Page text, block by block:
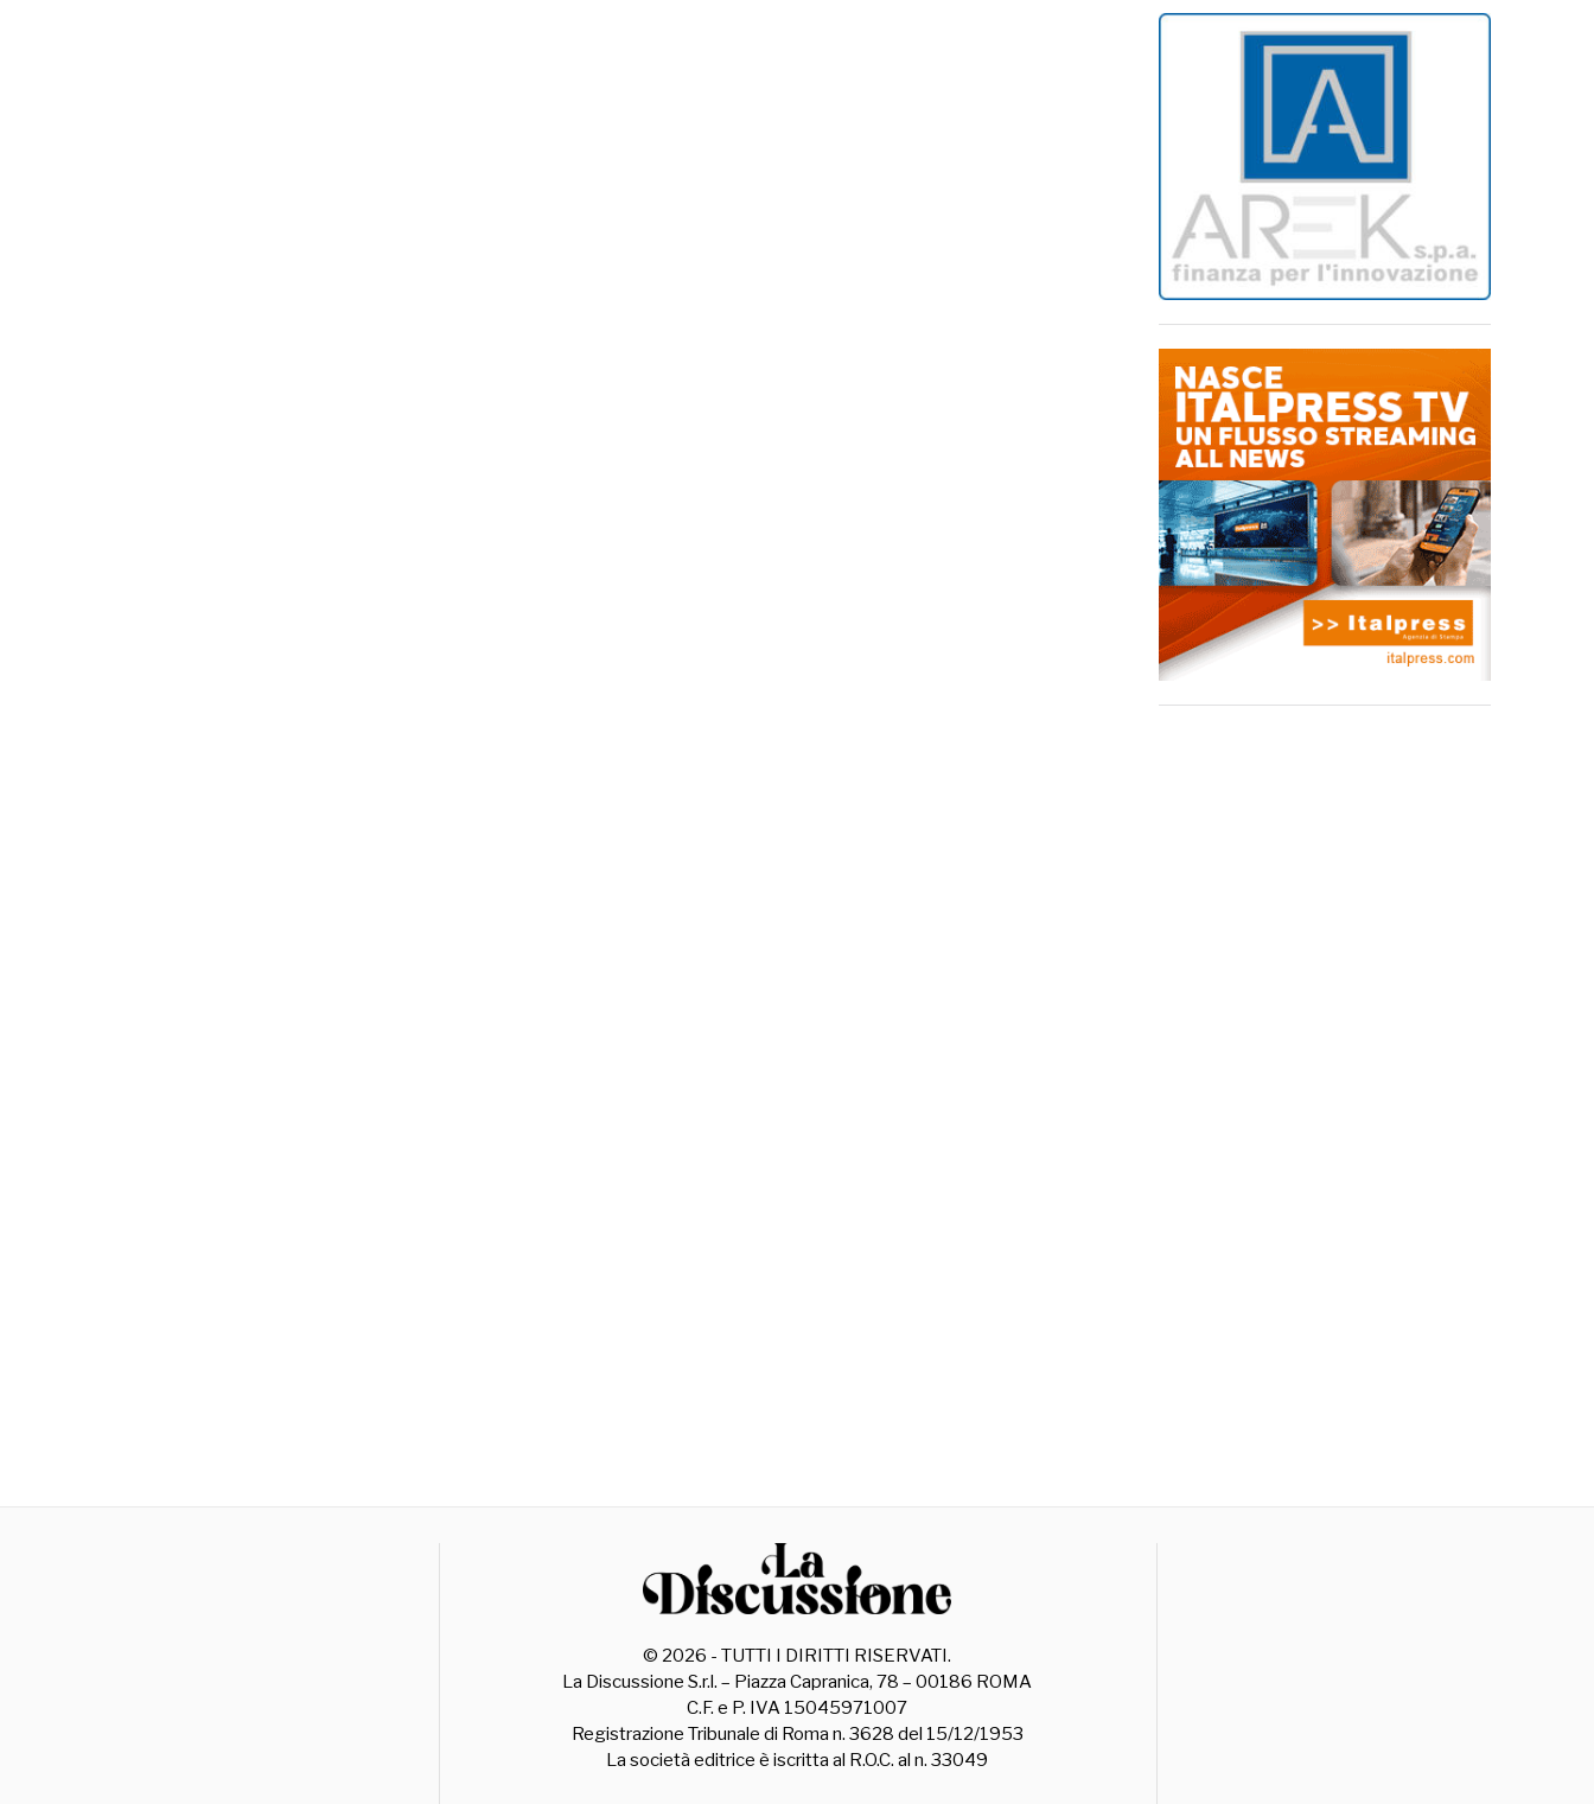
© 2026 - TUTTI I DIRITTI RISERVATI.
La Discussione S.r.l. – Piazza Capranica, 78 – 00186 ROMA
C.F. e P. IVA 15045971007
Registrazione Tribunale di Roma n. 3628 del 15/12/1953
La società editrice è iscritta al R.O.C. al n. 33049